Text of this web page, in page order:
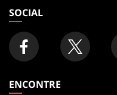
SOCIAL
ENCONTRE